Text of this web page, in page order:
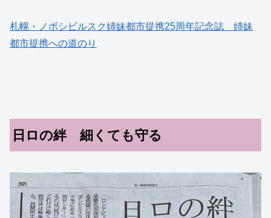
札幌・ノボシビルスク姉妹都市提携25周年記念誌 姉妹
都市提携への道のり
日ロの絆 細くても守る